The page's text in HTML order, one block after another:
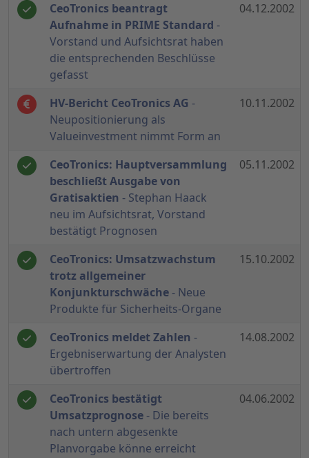
CeoTronics beantragt
Aufnahme in PRIME Standard -
Vorstand und Aufsichtsrat haben
die entsprechenden Beschlüsse
gefasst
04.12.2002
HV-Bericht CeoTronics AG -
Neupositionierung als
Valueinvestment nimmt Form an
10.11.2002
CeoTronics: Hauptversammlung
beschließt Ausgabe von
Gratisaktien - Stephan Haack
neu im Aufsichtsrat, Vorstand
bestätigt Prognosen
05.11.2002
CeoTronics: Umsatzwachstum
trotz allgemeiner
Konjunkturschwäche - Neue
Produkte für Sicherheits-Organe
15.10.2002
CeoTronics meldet Zahlen -
Ergebniserwartung der Analysten
übertroffen
14.08.2002
CeoTronics bestätigt
Umsatzprognose - Die bereits
nach untern abgesenkte
Planvorgabe könne erreicht
04.06.2002